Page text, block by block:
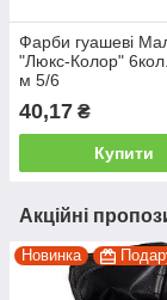
Фарби гуашеві
"Люкс-Колор"
м 5/6
40,17 ₴
Купити
Акційні
Новинка